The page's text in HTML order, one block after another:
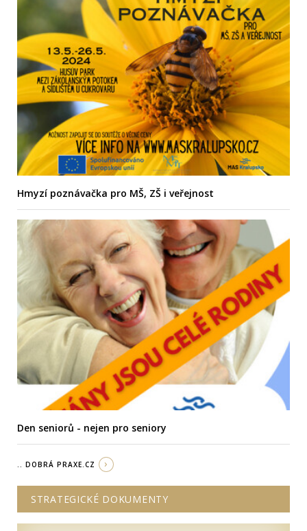
Hmyzí poznávačka pro MŠ, ZŠ i veřejnost
Den seniorů - nejen pro seniory
.. DOBRÁ PRAXE.CZ
STRATEGICKÉ DOKUMENTY